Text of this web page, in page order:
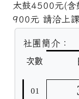
太鼓4500元(含
900元 請洽上
社團簡介：
次數
01